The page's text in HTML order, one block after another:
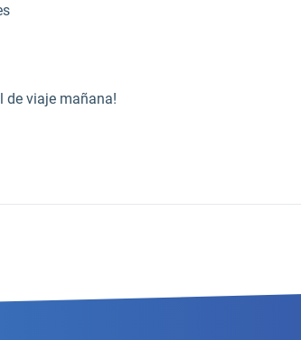
de viaje mañana!